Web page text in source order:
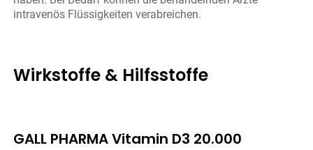
intravenös Flüssigkeiten verabreichen.
Wirkstoffe & Hilfsstoffe
GALL PHARMA Vitamin D3 20.000